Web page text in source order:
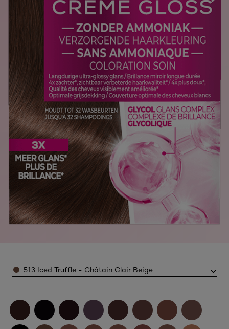
Color513 Iced Truffle - Châtain Clair Beige